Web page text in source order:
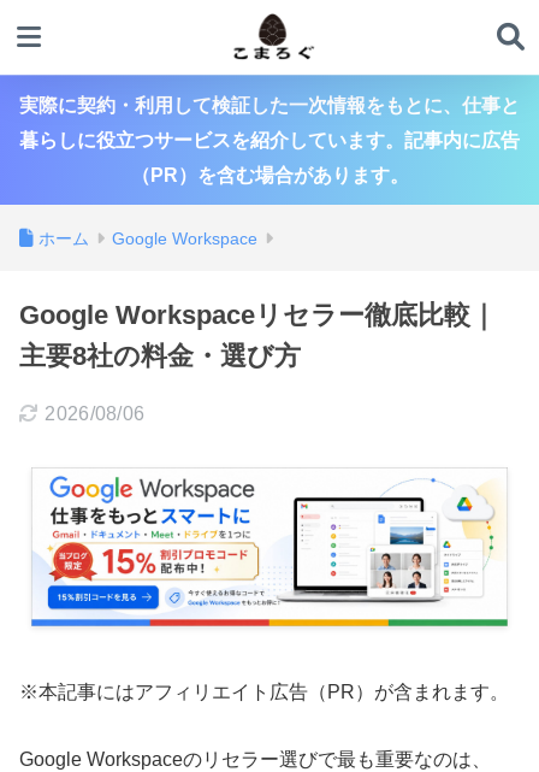
実際に契約・利用して検証した一次情報をもとに、仕事と
暮らしに役立つサービスを紹介しています。記事内に広告
（PR）を含む場合があります。
ホーム Google Workspace
Google Workspaceリセラー徹底比較｜
主要8社の料金・選び方
2026/08/06
※本記事にはアフィリエイト広告（PR）が含まれます。
Google Workspaceのリセラー選びで最も重要なのは、